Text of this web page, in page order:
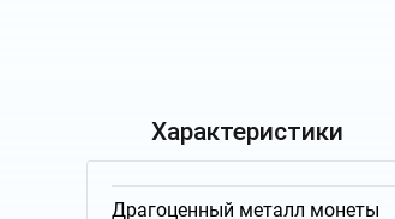
Характеристики
Драгоценный металл монеты